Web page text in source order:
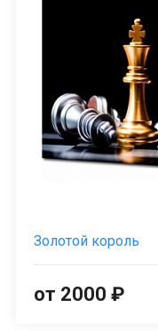
Золотой король
от 2000 ₽